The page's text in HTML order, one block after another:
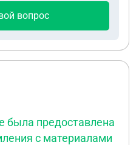
вопрос
была предоставлена
с материалами